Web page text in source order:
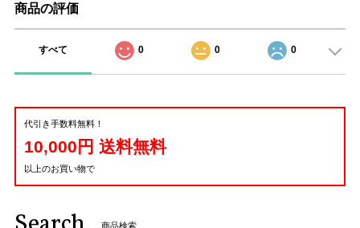
商品の評価
すべて 0 0 0
代引き手数料無料！
10,000円 送料無料
以上のお買い物で
商品検索